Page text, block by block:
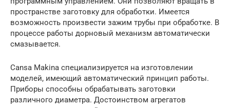
пространстве заготовку для обработки. Имеется
возможность произвести зажим трубы при обработке. В
процессе работы дорновый механизм автоматически
смазывается.
Cansa Makina специализируется на изготовлении
моделей, имеющий автоматический принцип работы.
Приборы способны обрабатывать заготовки
различного диаметра. Достоинством агрегатов